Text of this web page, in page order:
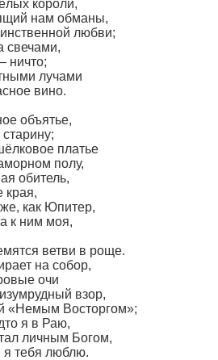
короли,
нам обманы,
любви;
свечами,
ничто;
лучами
вино.
объятье,
платье
полу,
обитель,
края,
как Юпитер,
к ним моя,
ветви в роще.
на собор,
очи
взор,
«Немым Восторгом»;
я в Раю,
личным Богом,
тебя люблю.